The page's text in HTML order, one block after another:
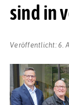
sind in
Veröffentlicht:6.